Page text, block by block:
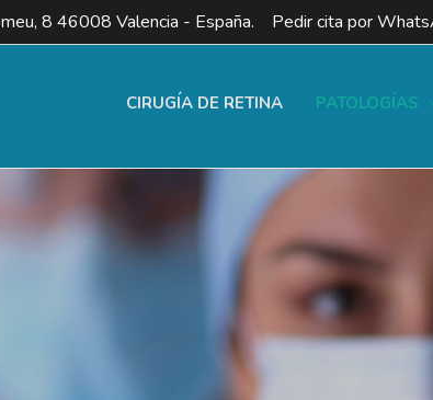
8 46008 Valencia - España. Pedir cita por
CIRUGÍA DE RETINA PATOLOGÍAS